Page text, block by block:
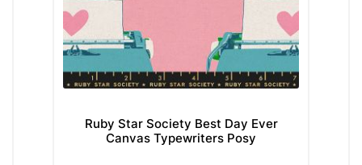
Ruby Star Society Best Day Ever
Canvas Typewriters Posy